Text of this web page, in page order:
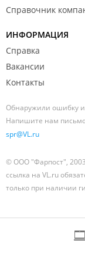
Справочник
ИНФОРМАЦИЯ
Справка
Вакансии
Контакты
Обнаружили ошибку
Напишите нам
spr@VL.ru
© ООО "Фарпост",
ссылка на VL.ru
только при наличии